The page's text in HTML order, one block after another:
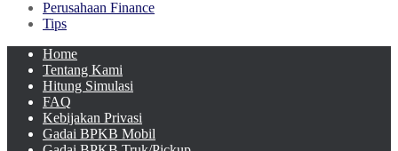
Perusahaan Finance
Tips
Home
Tentang Kami
Hitung Simulasi
FAQ
Kebijakan Privasi
Gadai BPKB Mobil